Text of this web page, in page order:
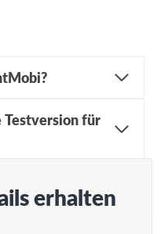
Testversion für
erhalten